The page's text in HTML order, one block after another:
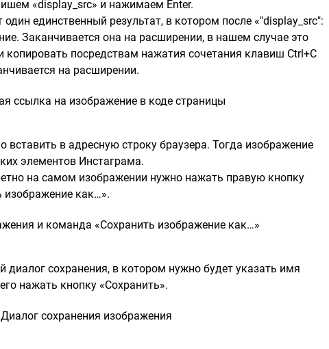
«display_src» и нажимаем Enter.
один единственный результат, в котором после «"display_src":
Заканчивается она на расширении, в нашем случае это
посредствам нажатия сочетания клавиш Ctrl+C
на расширении.
в адресную строку браузера. Тогда изображение
элементов Инстаграма.
на самом изображении нужно нажать правую кнопку
как…».
диалог сохранения, в котором нужно будет указать имя
нажать кнопку «Сохранить».